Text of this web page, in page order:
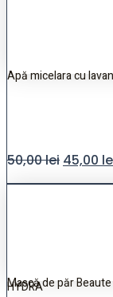
Apă micelara cu
50,00lei 45,00
Mască de păr
HYDRA